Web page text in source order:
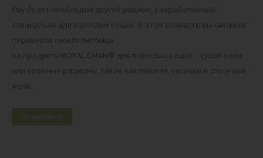
Ему будет необходим другой рацион, разработанный
специально для взрослых кошек. В этом возрасте вы сможете
перевести своего питомца
на продукты ROYAL CANIN® для взрослых кошек – сухой корм
или влажные рационы, такие как паштет, кусочки в соусе или
желе.
Подробнее